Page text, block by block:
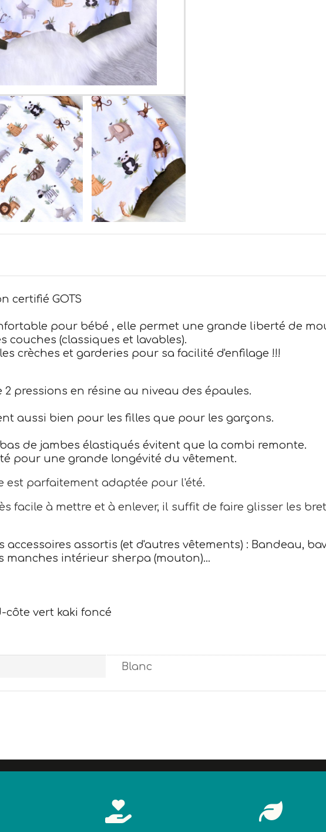
certifié GOTS
pour bébé , elle permet une grande liberté de
couches (classiques et lavables).
crèches et garderies pour sa facilité d'enfilage !!!
2 pressions en résine au niveau des épaules.
aussi bien pour les filles que pour les garçons.
de jambes élastiqués évitent que la combi remonte.
pour une grande longévité du vêtement.
est parfaitement adaptée pour l'été.
facile à mettre et à enlever, il suffit de faire glisser les
accessoires assortis (et d'autres vêtements) : Bandeau,
manches intérieur sherpa (mouton)...
côte vert kaki foncé
Blanc
 